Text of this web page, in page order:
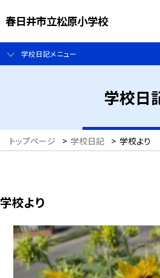
春日井市立松原小学校
学校日記メニュー
学校日
トップページ > 学校日記 > 学校より
学校より